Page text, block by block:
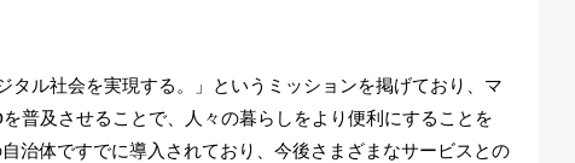
タル社会を実現する。」というミッションを掲げており、マ
普及させることで、人々の暮らしをより便利にすることを
治体ですでに導入されており、今後さまざまなサービスとの